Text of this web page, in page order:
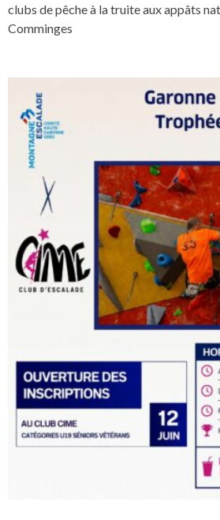
clubs de pêche à la truite aux appâts
Comminges